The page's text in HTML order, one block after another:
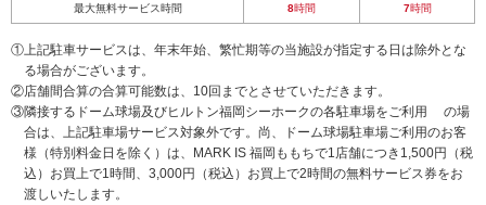
最大無料サービス時間 8時間 7時間
①上記駐車サービスは、年末年始、繁忙期等の当施設が指定する日は除外とな
る場合がございます。
②店舗間合算の合算可能数は、10回までとさせていただきます。
③隣接するドーム球場及びヒルトン福岡シーホークの各駐車場をご利用 の場
合は、上記駐車場サービス対象外です。尚、ドーム球場駐車場ご利用のお客
様（特別料金日を除く）は、MARK IS 福岡ももちで1店舗につき1,500円（税
込）お買上で1時間、3,000円（税込）お買上で2時間の無料サービス券をお
渡しいたします。